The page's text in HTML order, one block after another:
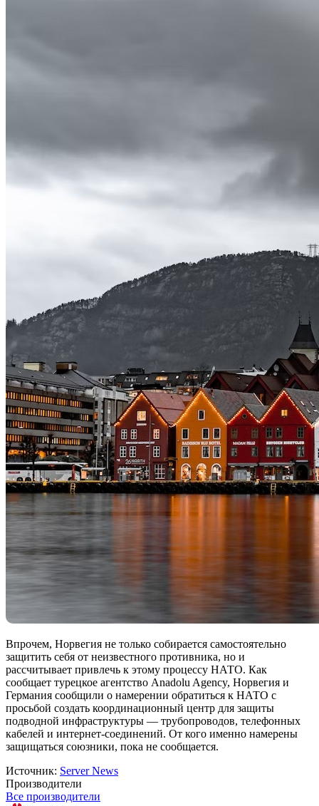
Впрочем, Норвегия не только собирается самостоятельно
защитить себя от неизвестного противника, но и
рассчитывает привлечь к этому процессу НАТО. Как
сообщает турецкое агентство Anadolu Agency, Норвегия и
Германия сообщили о намерении обратиться к НАТО с
просьбой создать координационный центр для защиты
подводной инфраструктуры — трубопроводов, телефонных
кабелей и интернет-соединений. От кого именно намерены
защищаться союзники, пока не сообщается.
Источник: Server News
Производители
Все производители